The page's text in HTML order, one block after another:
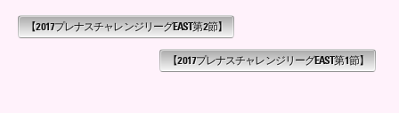
【2017プレナスチャレンジリーグEAST第2節】
【2017プレナスチャレンジリーグEAST第1節】